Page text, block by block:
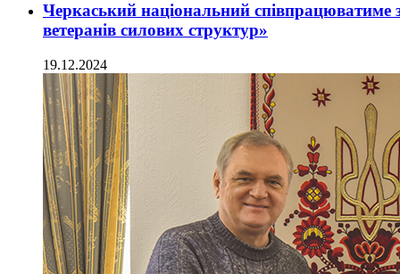
Черкаський національний
ветеранів силових структур»
19.12.2024